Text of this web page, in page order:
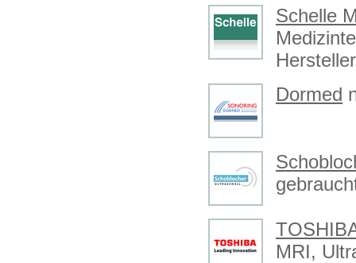
Schelle
Dormed
MRI,